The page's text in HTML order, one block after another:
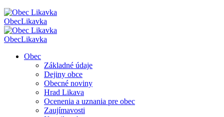
ObecLikavka
ObecLikavka
Obec
Základné údaje
Dejiny obce
Obecné noviny
Hrad Likava
Ocenenia a uznania pre obec
Zaujímavosti